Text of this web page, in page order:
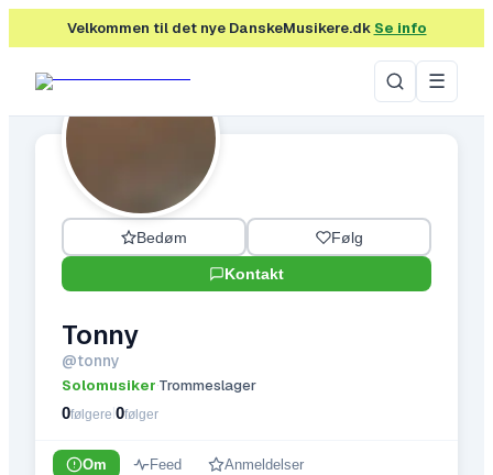
Velkommen til det nye DanskeMusikere.dk Se info
☰
Bedøm Følg
Kontakt
Tonny
@tonny
Solomusiker·Trommeslager
0følgere 0følger
Om Feed Anmeldelser